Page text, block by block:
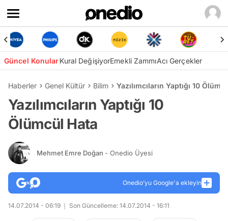
Güncel KonularKural DeğişiyorEmekli ZammıAcı Gerçekler
Haberler Genel Kültür Bilim Yazılımcıların Yaptığı 10
Yazılımcıların Yaptığı 10
Ölümcül Hata
Mehmet Emre Doğan - Onedio Üyesi
Onedio’yu Google'a ekleyin
14.07.2014 - 06:19 Son Güncelleme: 14.07.2014 - 16:11